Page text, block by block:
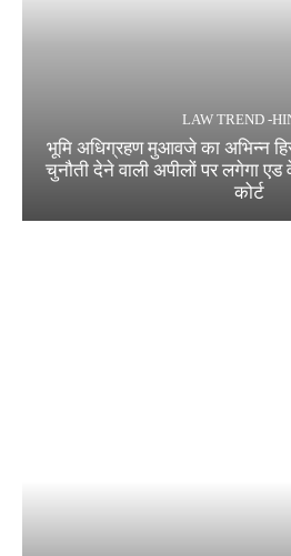
LAW TREND -
भूमि अधिग्रहण मुआवजे का अभिन्न
चुनौती देने वाली अपीलों पर लगेगा एड
कोर्ट